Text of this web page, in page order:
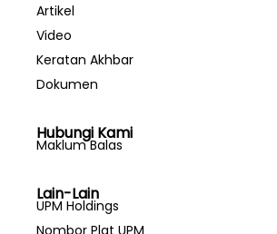
Artikel
Video
Keratan Akhbar
Dokumen
Hubungi Kami
Maklum Balas
Lain-Lain
UPM Holdings
Nombor Plat UPM